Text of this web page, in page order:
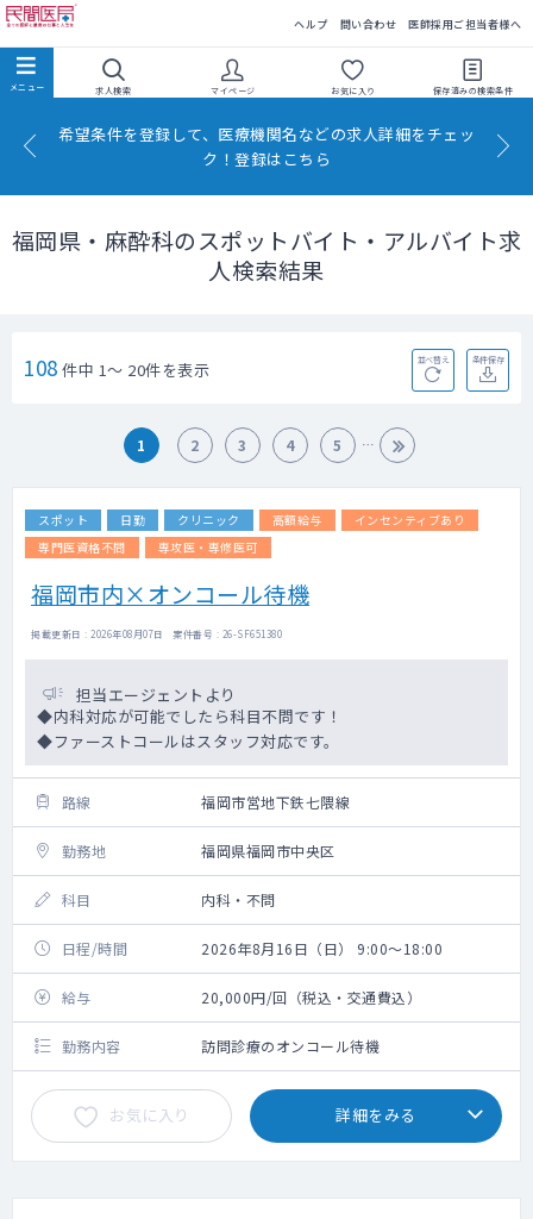
ヘルプ 問い合わせ 医師採用ご担当者様へ
求人検索 マイページ お気に入り 保存済みの検索条件
希望条件を登録して、医療機関名などの求人詳細をチェッ
ク！登録はこちら
福岡県・麻酔科のスポットバイト・アルバイト求
人検索結果
108 件中 1～ 20件を表示 並べ替え 条件保存
1 2 3 4 5
スポット 日勤 クリニック 高額給与
インセンティブあり
専門医資格不問
専攻医・専修医可
福岡市内×オンコール待機
掲載更新日 : 2026年08月07日 案件番号 : 26-SF651380
担当エージェントより
◆内科対応が可能でしたら科目不問です！
◆ファーストコールはスタッフ対応です。
路線 福岡市営地下鉄七隈線
勤務地 福岡県福岡市中央区
科目 内科・不問
日程/時間 2026年8月16日（日） 9:00～18:00
給与 20,000円/回（税込・交通費込）
勤務内容 訪問診療のオンコール待機
お気に入り 詳細をみる